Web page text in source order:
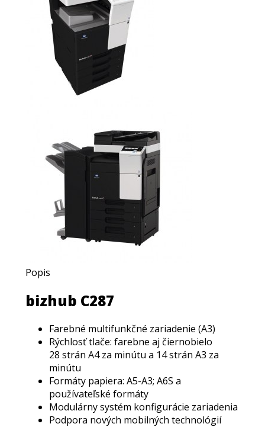
Popis
bizhub C287
Farebné multifunkčné zariadenie (A3)
Rýchlosť tlače: farebne aj čiernobielo
28 strán A4 za minútu a 14 strán A3 za
minútu
Formáty papiera: A5-A3; A6S a
používateľské formáty
Modulárny systém konfigurácie zariadenia
Podpora nových mobilných technológií